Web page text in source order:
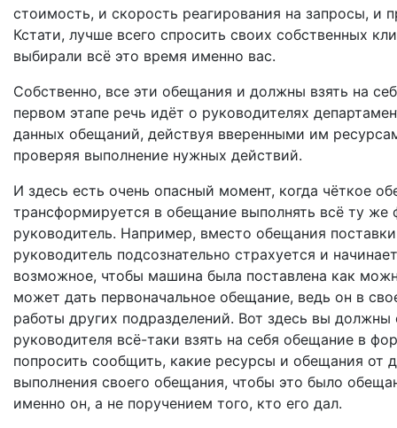
стоимость, и скорость реагирования на запросы, и
Кстати, лучше всего спросить своих собственных
выбирали всё это время именно вас.
Собственно, все эти обещания и должны взять на
первом этапе речь идёт о руководителях
данных обещаний, действуя вверенными им
проверяя выполнение нужных действий.
И здесь есть очень опасный момент, когда чёткое
трансформируется в обещание выполнять всё ту
руководитель. Например, вместо обещания
руководитель подсознательно страхуется и
возможное, чтобы машина была поставлена как
может дать первоначальное обещание, ведь он в
работы других подразделений. Вот здесь вы должны
руководителя всё-таки взять на себя обещание в
попросить сообщить, какие ресурсы и обещания от
выполнения своего обещания, чтобы это было
именно он, а не поручением того, кто его дал.